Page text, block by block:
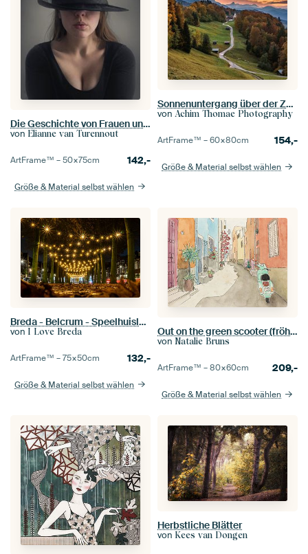
Die Geschichte von Frauen und Bildung: Vom verbotenen Wissen zur Gleichberechtigung
von Elianne van Turennout
ArtFrame™ –50×75cm 142,-
Größe & Material selbst wählen
Sonnenuntergang über der Zugspitze
von Achim Thomae Photography
ArtFrame™ –60×80cm 154,-
Größe & Material selbst wählen
Breda - Belcrum - Speelhuislaan
von I Love Breda
ArtFrame™ –75×50cm 132,-
Größe & Material selbst wählen
Out on the green scooter (fröhliche Aquarellmalerei enge Straße Dorf Urlaub Vespa Italien)
von Natalie Bruns
ArtFrame™ –80×60cm 209,-
Größe & Material selbst wählen
Herbstliche Blätter
von Kees van Dongen